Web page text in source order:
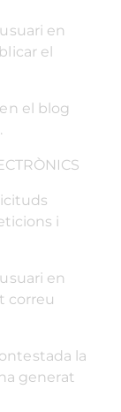
en
el
el blog
i
en
correu
la
generat